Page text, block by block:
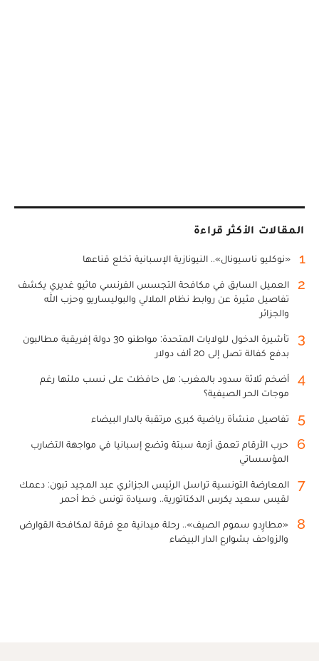
المقالات الأكثر قراءة
1 «نوكليو ناسيونال».. النيونازية الإسبانية تخلع قناعها
2
العميل السابق في مكافحة التجسس الفرنسي ماثيو غديري يكشف
تفاصيل مثيرة عن روابط نظام الملالي والبوليساريو وحزب الله
والجزائر
3
تأشيرة الدخول للولايات المتحدة: مواطنو 30 دولة إفريقية مطالبون
بدفع كفالة تصل إلى 20 ألف دولار
4
أضخم ثلاثة سدود بالمغرب: هل حافظت على نسب ملئها رغم
موجات الحر الصيفية؟
5 تفاصيل منشأة رياضية كبرى مرتقبة بالدار البيضاء
6
حرب الأرقام تعمق أزمة سبتة وتضع إسبانيا في مواجهة التضارب
المؤسساتي
7
المعارضة التونسية تراسل الرئيس الجزائري عبد المجيد تبون: دعمك
لقيس سعيد يكرس الدكتاتورية.. وسيادة تونس خط أحمر
8
«مطارِدو سموم الصيف».. رحلة ميدانية مع فرقة لمكافحة القوارض
والزواحف بشوارع الدار البيضاء